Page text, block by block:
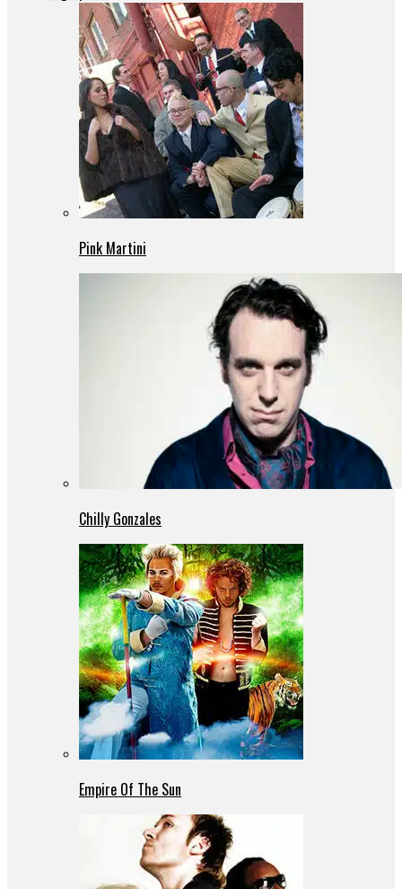
Pink Martini
Chilly Gonzales
Empire Of The Sun